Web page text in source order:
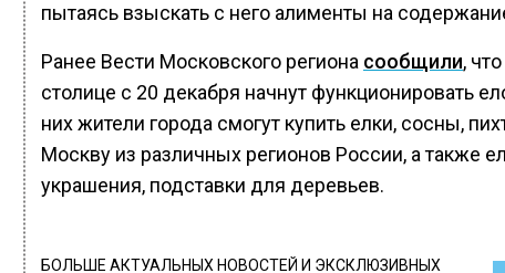
пытаясь взыскать с него алименты на
Ранее Вести Московского региона сообщили,
столице с 20 декабря начнут функционировать
них жители города смогут купить елки, сосны,
Москву из различных регионов России, а также
украшения, подставки для деревьев.
БОЛЬШЕ АКТУАЛЬНЫХ НОВОСТЕЙ И ЭКСКЛЮЗИВНЫХ